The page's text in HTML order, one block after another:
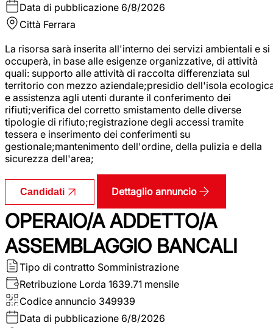
Data di pubblicazione 6/8/2026
Città Ferrara
La risorsa sarà inserita all'interno dei servizi ambientali e si
occuperà, in base alle esigenze organizzative, di attività
quali: supporto alle attività di raccolta differenziata sul
territorio con mezzo aziendale;presidio dell'isola
e assistenza agli utenti durante il conferimento dei
rifiuti;verifica del corretto smistamento delle diverse
tipologie di rifiuto;registrazione degli accessi tramite
tessera e inserimento dei conferimenti su
gestionale;mantenimento dell'ordine, della pulizia e della
sicurezza dell'area;
Candidati Dettaglio annuncio
OPERAIO/A ADDETTO/A
ASSEMBLAGGIO BANCALI
Tipo di contratto Somministrazione
Retribuzione Lorda 1639.71 mensile
Codice annuncio 349939
Data di pubblicazione 6/8/2026